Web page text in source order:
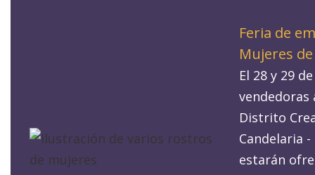
Feria de
Mujeres
El 28 y 29
Distrito
Candelaria -
estarán